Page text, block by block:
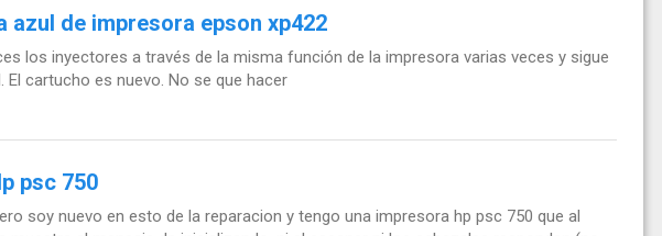
azul de impresora epson xp422
los inyectores a través de la misma función de la impresora varias veces y sigue
El cartucho es nuevo. No se que hacer
psc 750
soy nuevo en esto de la reparacion y tengo una impresora hp psc 750 que al